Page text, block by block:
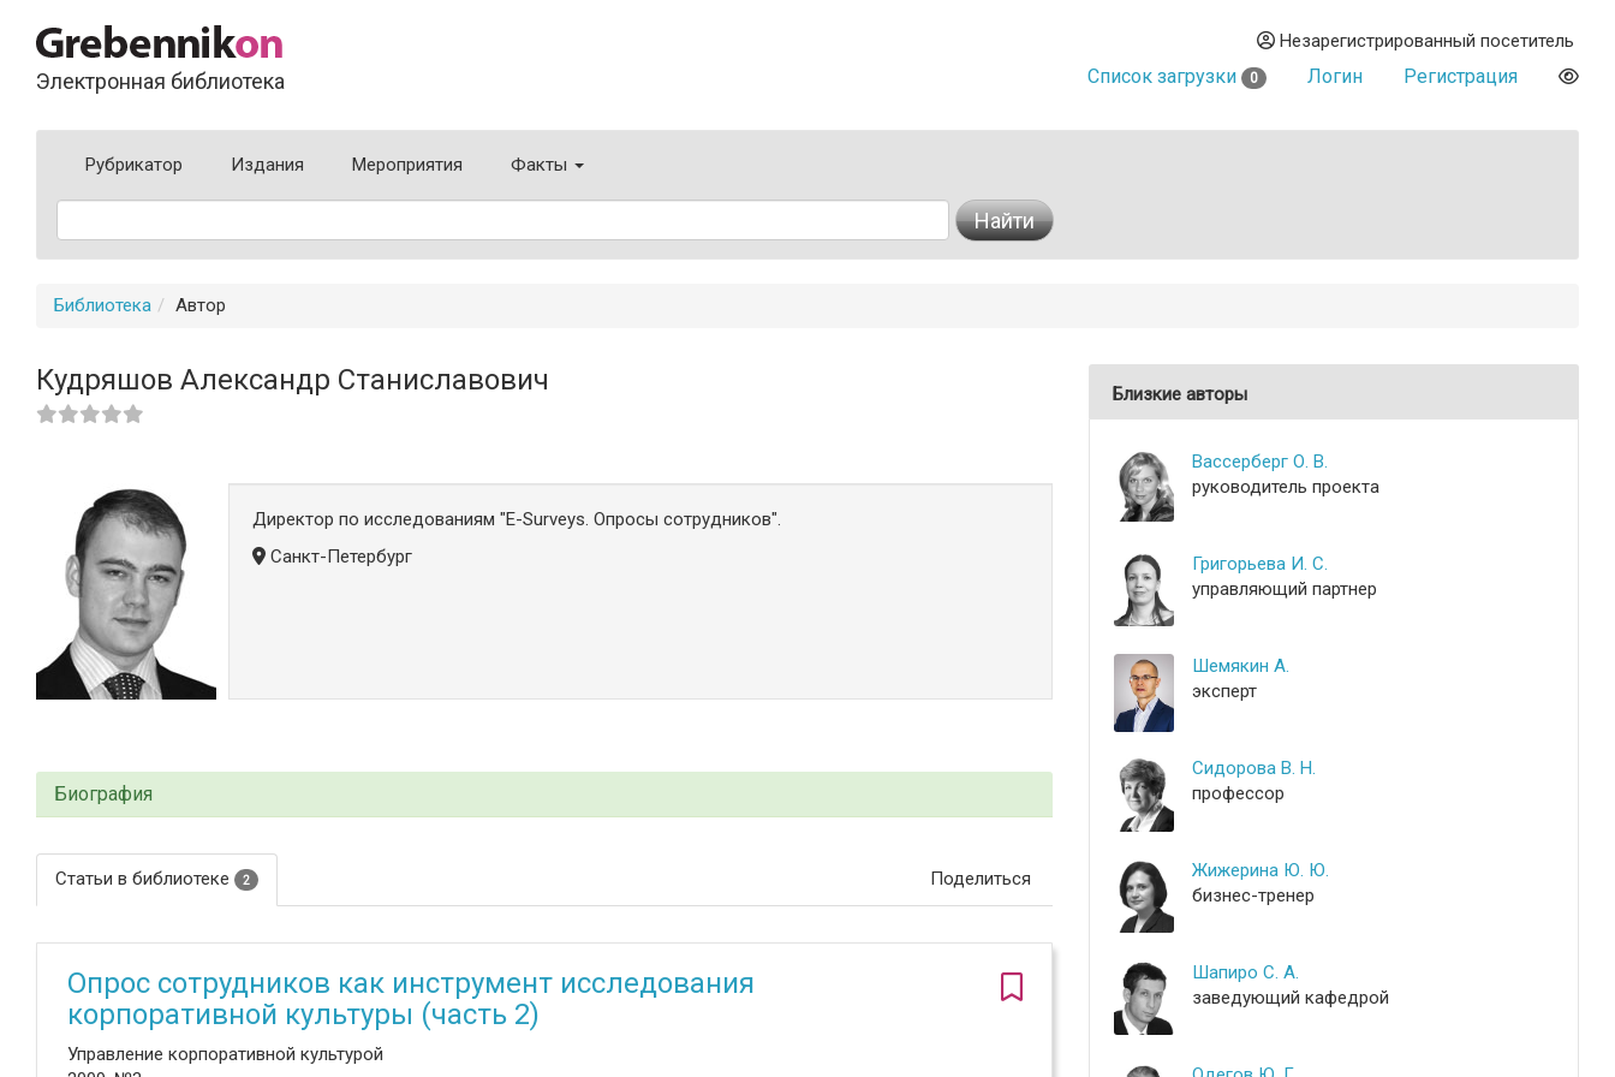
Электронная библиотека
Незарегистрированный посетитель
Список загрузки 0 Логин Регистрация
Рубрикатор Издания Мероприятия Факты
Найти
Библиотека Автор
Кудряшов Александр Станиславович
Директор по исследованиям "E-Surveys. Опросы сотрудников".
Санкт-Петербург
Биография
Статьи в библиотеке 2 Поделиться
Опрос сотрудников как инструмент исследования
корпоративной культуры (часть 2)
Управление корпоративной культурой
Близкие авторы
Вассерберг О. В.
руководитель проекта
Григорьева И. С.
управляющий партнер
Шемякин А.
эксперт
Сидорова В. Н.
профессор
Жижерина Ю. Ю.
бизнес-тренер
Шапиро С. А.
заведующий кафедрой